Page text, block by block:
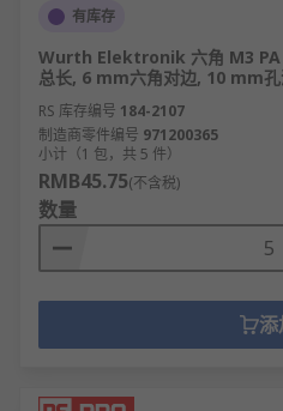
有库存
Wurth Elektronik 六角 M3
总长, 6 mm六角对边, 10 mm
RS 库存编号 184-2107
制造商零件编号 971200365
小计（1 包，共 5 件）
RMB45.75(不含税)
数量
添